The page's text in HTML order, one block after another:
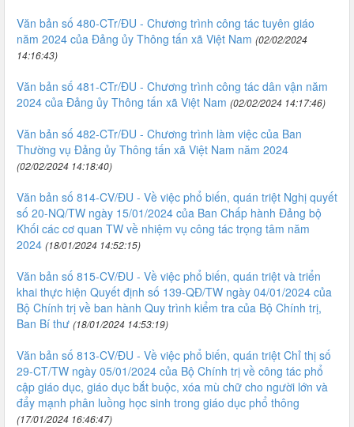
Văn bản số 480-CTr/ĐU - Chương trình công tác tuyên giáo
năm 2024 của Đảng ủy Thông tấn xã Việt Nam (02/02/2024
14:16:43)
Văn bản số 481-CTr/ĐU - Chương trình công tác dân vận năm
2024 của Đảng ủy Thông tấn xã Việt Nam (02/02/2024 14:17:46)
Văn bản số 482-CTr/ĐU - Chương trình làm việc của Ban
Thường vụ Đảng ủy Thông tấn xã Việt Nam năm 2024
(02/02/2024 14:18:40)
Văn bản số 814-CV/ĐU - Về việc phổ biến, quán triệt Nghị quyết
số 20-NQ/TW ngày 15/01/2024 của Ban Chấp hành Đảng bộ
Khối các cơ quan TW về nhiệm vụ công tác trọng tâm năm
2024 (18/01/2024 14:52:15)
Văn bản số 815-CV/ĐU - Về việc phổ biến, quán triệt và triển
khai thực hiện Quyết định số 139-QĐ/TW ngày 04/01/2024 của
Bộ Chính trị về ban hành Quy trình kiểm tra của Bộ Chính trị,
Ban Bí thư (18/01/2024 14:53:19)
Văn bản số 813-CV/ĐU - Về việc phổ biến, quán triệt Chỉ thị số
29-CT/TW ngày 05/01/2024 của Bộ Chính trị về công tác phổ
cập giáo dục, giáo dục bắt buộc, xóa mù chữ cho người lớn và
đẩy mạnh phân luồng học sinh trong giáo dục phổ thông
(17/01/2024 16:46:47)